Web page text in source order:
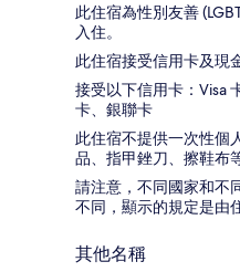
此住宿為性別友善
入住。
此住宿接受信用卡及現
接受以下信用卡：Visa
卡、銀聯卡
此住宿不提供一次性個
品、指甲銼刀、擦鞋布等
請注意，不同國家和不
不同，顯示的規定是由
其他名稱